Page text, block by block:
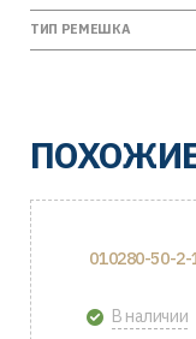
ТИП РЕМЕШКА
010280-50-2-
В наличии